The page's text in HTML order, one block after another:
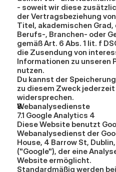
- soweit wir diese
der Vertragsbeziehung
Titel, akademischen
Berufs-, Branchen- oder
gemäß Art. 6 Abs. 1 lit. f
die Zusendung von
Informationen zu unseren
nutzen.
Du kannst der
zu diesem Zweck
widersprechen.
Webanalysedienste
7.1 Google Analytics 4
Diese Website benutzt
Webanalysedienst der
House, 4 Barrow St,
("Google"), der eine
Website ermöglicht.
Standardmäßig werden